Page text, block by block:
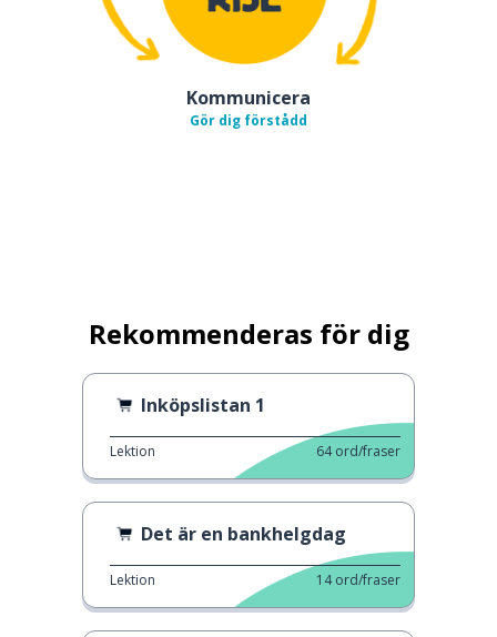
Kommunicera
Gör dig förstådd
Rekommenderas för dig
Inköpslistan 1
Lektion 64 ord/fraser
Det är en bankhelgdag
Lektion 14 ord/fraser